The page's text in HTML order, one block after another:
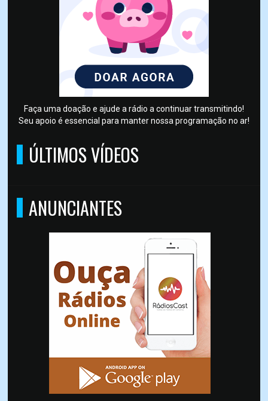
Faça uma doação e ajude a rádio a continuar transmitindo!
Seu apoio é essencial para manter nossa programação no ar!
ÚLTIMOS VÍDEOS
ANUNCIANTES